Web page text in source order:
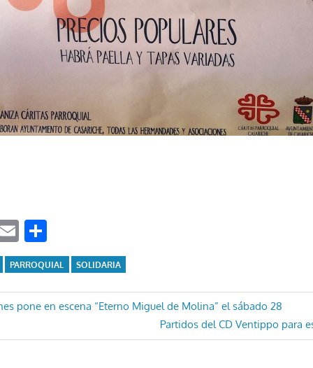
Email
PARROQUIAL SOLIDARIA
pone en escena “Eterno Miguel de Molina” el sábado 28
Entrada
siguiente:
Partidos del CD Ventippo para